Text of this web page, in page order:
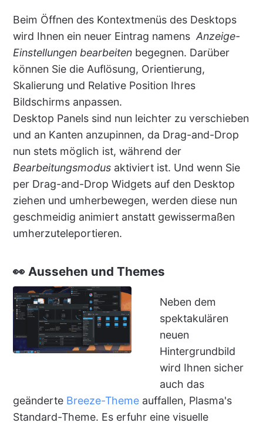
Beim Öffnen des Kontextmenüs des Desktops
wird Ihnen ein neuer Eintrag namens Anzeige-
Einstellungen bearbeitenbegegnen. Darüber
können Sie die Auflösung, Orientierung,
Skalierung und Relative Position Ihres
Bildschirms anpassen.
Desktop Panels sind nun leichter zu verschieben
und an Kanten anzupinnen, da Drag-and-Drop
nun stets möglich ist, während der
Bearbeitungsmodus aktiviert ist. Und wenn Sie
per Drag-and-Drop Widgets auf den Desktop
ziehen und umherbewegen, werden diese nun
geschmeidig animiert anstatt gewissermaßen
umherzuteleportieren.
👀 Aussehen und Themes
Neben dem
spektakulären
neuen
Hintergrundbild
wird Ihnen sicher
auch das
geänderte Breeze-Themeauffallen, Plasma's
Standard-Theme. Es erfuhr eine visuelle